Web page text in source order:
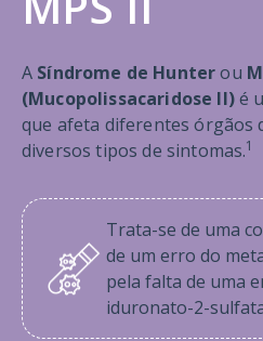
A Síndrome de Hunterou
(Mucopolissacaridose II)é
que afeta diferentes órgãos
diversos tipos de sintomas.1
Trata-se de uma
de um erro do
pela falta de uma
iduronato-2-